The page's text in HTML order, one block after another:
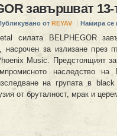
завършват
от REYAV Намира се
силата BELPHEGOR
насрочен за излизане през
Music. Предстоящият
наследство на
на групата в
от бруталност, мрак и